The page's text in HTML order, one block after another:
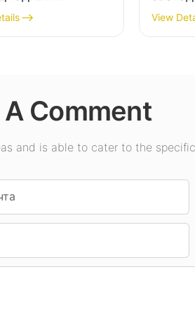
для
потолков,
помещений.
т.д.
View
Comment
and is able to cater to the specific